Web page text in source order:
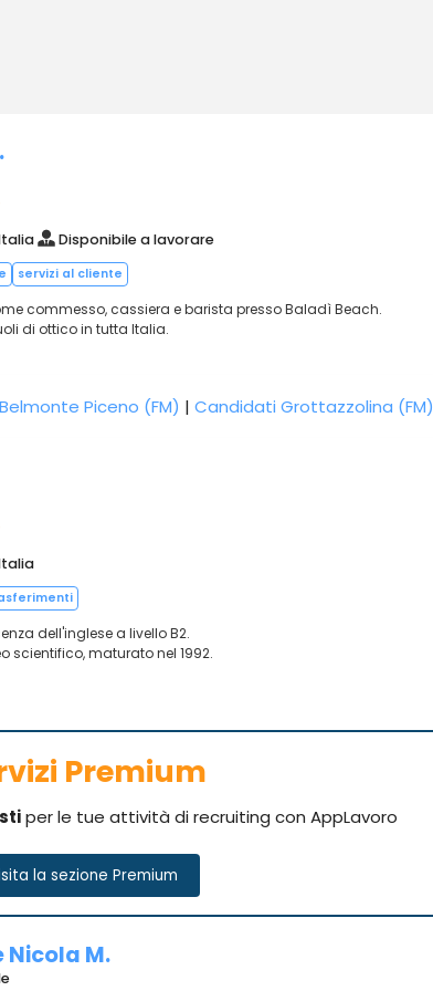
Disponibile a lavorare
servizi al cliente
commesso, cassiera e barista presso Baladì Beach.
di ottico in tutta Italia.
Piceno (FM) | Candidati Grottazzolina (FM)
dell'inglese a livello B2.
scientifico, maturato nel 1992.
Premium
per le tue attività di recruiting con AppLavoro
la sezione Premium
Nicola M.